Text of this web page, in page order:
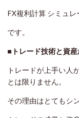
FX複利計算 シミュレ
です。
■トレード技術と資
トレードが上手い人
とは限りません。
その理由はとてもシ